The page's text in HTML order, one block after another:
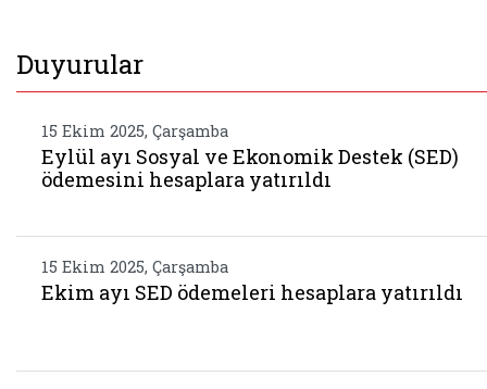
Duyurular
15 Ekim 2025, Çarşamba
Eylül ayı Sosyal ve Ekonomik Destek (SED)
ödemesini hesaplara yatırıldı
15 Ekim 2025, Çarşamba
Ekim ayı SED ödemeleri hesaplara yatırıldı